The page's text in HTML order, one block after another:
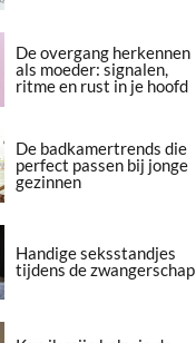
De overgang herkennen
als moeder: signalen,
ritme en rust in je hoofd
De badkamertrends die
perfect passen bij jonge
gezinnen
Handige seksstandjes
tijdens de zwangerschap